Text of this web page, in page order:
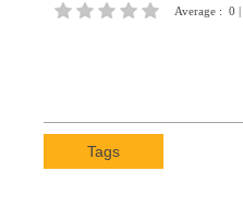
Average : 0
Tags